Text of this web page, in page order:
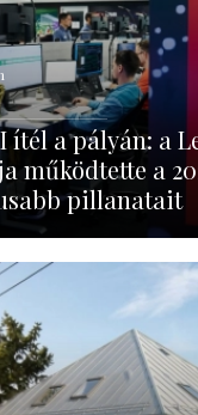
ítél a pályán: a
működtette a
pillanatait